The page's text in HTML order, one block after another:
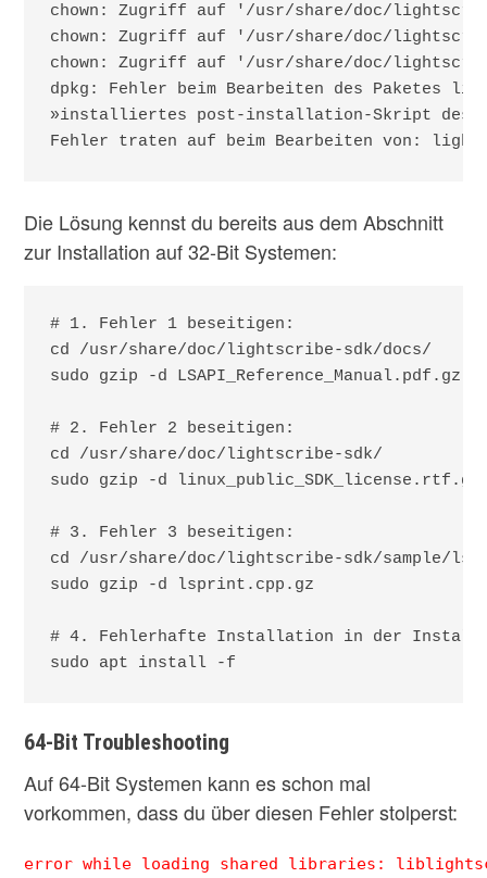
chown: Zugriff auf '/usr/share/doc/
chown: Zugriff auf '/usr/share/doc/
chown: Zugriff auf '/usr/share/doc/
dpkg: Fehler beim Bearbeiten des Paketes
»installiertes post-installation-Skript des
Fehler traten auf beim Bearbeiten von:
Die Lösung kennst du bereits aus dem Abschnitt
zur Installation auf 32-Bit Systemen:
# 1. Fehler 1 beseitigen:
cd /usr/share/doc/lightscribe-sdk/docs/
sudo gzip -d LSAPI_Reference_Manual.pdf.gz
# 2. Fehler 2 beseitigen:
cd /usr/share/doc/lightscribe-sdk/
sudo gzip -d linux_public_SDK_license.rtf.gz
# 3. Fehler 3 beseitigen:
cd /usr/share/doc/lightscribe-sdk/sample/
sudo gzip -d lsprint.cpp.gz
# 4. Fehlerhafte Installation in der
64-Bit Troubleshooting
Auf 64-Bit Systemen kann es schon mal
vorkommen, dass du über diesen Fehler stolperst:
error while loading shared libraries: